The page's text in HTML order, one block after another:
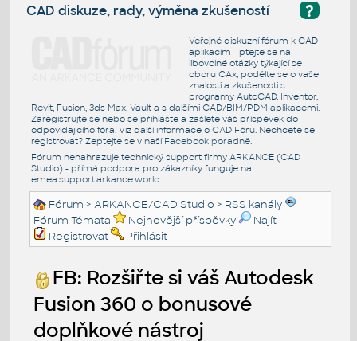
?
CAD diskuze, rady, výměna zkušeností
Veřejné diskuzní fórum k CAD
aplikacím - ptejte se na
libovolné otázky týkající se
oboru CAx, podělte se o vaše
znalosti a zkušenosti s
programy AutoCAD, Inventor,
Revit, Fusion, 3ds Max, Vault a s dalšími CAD/BIM/PDM aplikacemi.
Zaregistrujte se nebo se přihlašte a zašlete váš příspěvek do
odpovídajícího fóra. Viz další informace o CAD Fóru. Nechcete se
registrovat? Zeptejte se v naší Facebook poradně.
Fórum nenahrazuje technický support firmy ARKANCE (CAD
Studio) - přímá podpora pro zákazníky funguje na
emea.support.arkance.world
Fórum >ARKANCE/CAD Studio > RSS kanály
Fórum Témata
Nejnovější příspěvky
Najít
Registrovat
Přihlásit
FB: Rozšiřte si váš Autodesk
Fusion 360 o bonusové
doplňkové nástroj